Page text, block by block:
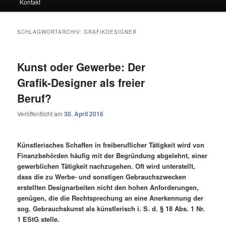
SCHLAGWORTARCHIV:GRAFIKDESIGNER
Kunst oder Gewerbe: Der
Grafik-Designer als freier
Beruf?
Veröffentlicht am30. April 2016
Künstlerisches Schaffen in freiberuflicher Tätigkeit wird von
Finanzbehörden häufig mit der Begründung abgelehnt, einer
gewerblichen Tätigkeit nachzugehen. Oft wird unterstellt,
dass die zu Werbe- und sonstigen Gebrauchszwecken
erstellten Designarbeiten nicht den hohen Anforderungen,
genügen, die die Rechtsprechung an eine Anerkennung der
sog. Gebrauchskunst als künstlerisch i. S. d. § 18 Abs. 1 Nr.
1 EStG stelle.